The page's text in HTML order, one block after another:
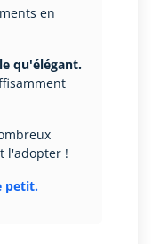
en
qu'élégant.
l'adopter !
petit.